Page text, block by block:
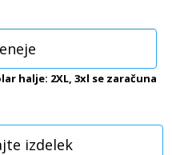
halje: 2XL, 3xl se zaračuna
izdelek